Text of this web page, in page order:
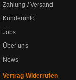
Zahlung / Versand
Kundeninfo
Jobs
Über uns
News
Vertrag Widerrufen